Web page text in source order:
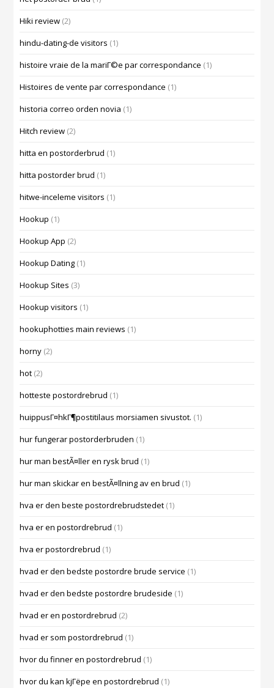
Hiki review (2)
hindu-dating-de visitors (1)
histoire vraie de la mariГ©e par correspondance (1)
Histoires de vente par correspondance (1)
historia correo orden novia (1)
Hitch review (2)
hitta en postorderbrud (1)
hitta postorder brud (1)
hitwe-inceleme visitors (1)
Hookup (1)
Hookup App (2)
Hookup Dating (1)
Hookup Sites (3)
Hookup visitors (1)
hookuphotties main reviews (1)
horny (2)
hot (2)
hotteste postordrebrud (1)
huippusГ¤hkГ¶postitilaus morsiamen sivustot. (1)
hur fungerar postorderbruden (1)
hur man bestÃ¤ller en rysk brud (1)
hur man skickar en bestÃ¤llning av en brud (1)
hva er den beste postordrebrudstedet (1)
hva er en postordrebrud (1)
hva er postordrebrud (1)
hvad er den bedste postordre brude service (1)
hvad er den bedste postordre brudeside (1)
hvad er en postordrebrud (2)
hvad er som postordrebrud (1)
hvor du finner en postordrebrud (1)
hvor du kan kjГёpe en postordrebrud (1)